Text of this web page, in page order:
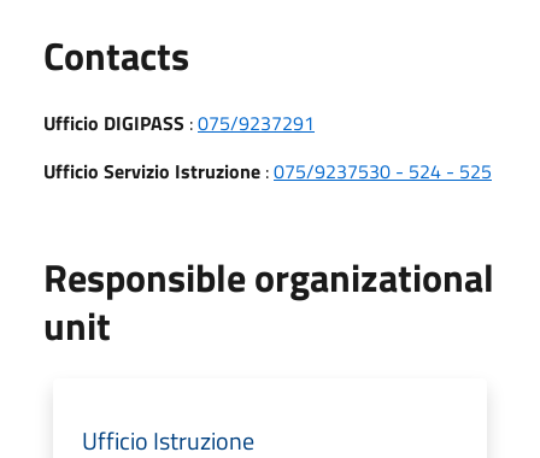
Contacts
Ufficio DIGIPASS :075/9237291
Ufficio Servizio Istruzione :075/9237530 - 524 - 525
Responsible organizational
unit
Ufficio Istruzione